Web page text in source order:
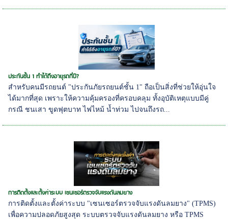
ประกันชั้น 1 ทำได้ถึงอายุรถกี่ปี?
สำหรับคนมีรถยนต์ "ประกันภัยรถยนต์ชั้น 1" ถือเป็นสิ่งที่ช่วยให้อุ่นใจ
ได้มากที่สุด เพราะให้ความคุ้มครองที่ครอบคลุม ทั้งอุบัติเหตุแบบมีคู่
กรณี ชนเสา ขูดฟุตบาท ไฟไหม้ น้ำท่วม ไปจนถึงรถ...
การติดตั้งและตั้งค่าระบบ เซนเซอร์ตรวจจับแรงดันลมยาง
การติดตั้งและตั้งค่าระบบ "เซนเซอร์ตรวจจับแรงดันลมยาง" (TPMS)
เพื่อความปลอดภัยสูงสุด ระบบตรวจจับแรงดันลมยาง หรือ TPMS